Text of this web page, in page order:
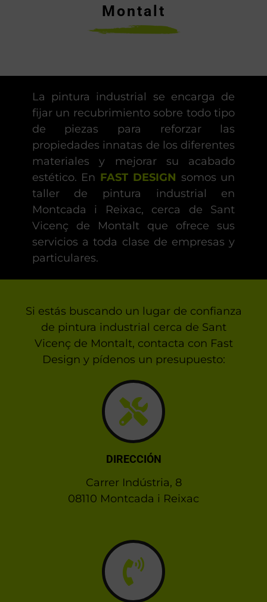
Montalt
La pintura industrial se encarga de
fijar un recubrimiento sobre todo tipo
de piezas para reforzar las
propiedades innatas de los diferentes
materiales y mejorar su acabado
estético. En FAST DESIGN somos un
taller de pintura industrial en
Montcada i Reixac, cerca de Sant
Vicenç de Montalt que ofrece sus
servicios a toda clase de empresas y
particulares.
Si estás buscando un lugar de confianza
de pintura industrial cerca de Sant
Vicenç de Montalt, contacta con Fast
Design y pídenos un presupuesto:
DIRECCIÓN
Carrer Indústria, 8
08110 Montcada i Reixac